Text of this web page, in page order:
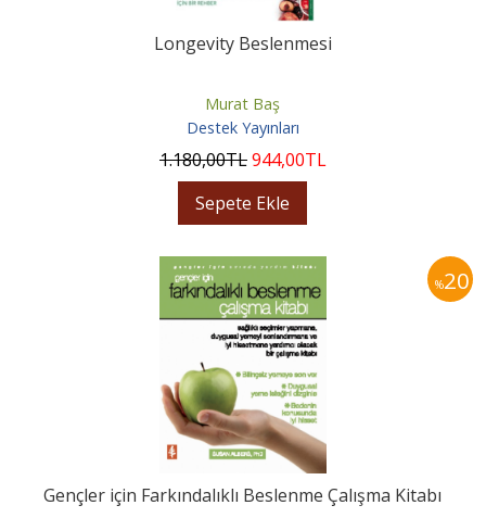
Longevity Beslenmesi
Murat Baş
Destek Yayınları
1.180,00TL944,00TL
Sepete Ekle
%20
Gençler için Farkındalıklı Beslenme Çalışma Kitabı